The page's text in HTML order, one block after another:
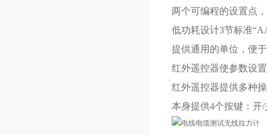
两个可编程的设置点
低功耗设计3节标准
提供通用的单位，便
红外遥控器使参数设
红外遥控器提供多种
本身提供4个按键：开